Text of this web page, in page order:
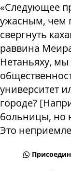
«Следующее
ужасным, чем
свергнуть
раввина
Нетаньяху,
университет
городе?
больницы, но
Это